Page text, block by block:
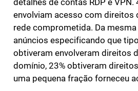
detalhes de contas RDP e VPN.
envolviam acesso com direitos
rede comprometida. Da
anúncios especificando que
obtiveram envolveram direitos
domínio, 23% obtiveram
uma pequena fração forneceu